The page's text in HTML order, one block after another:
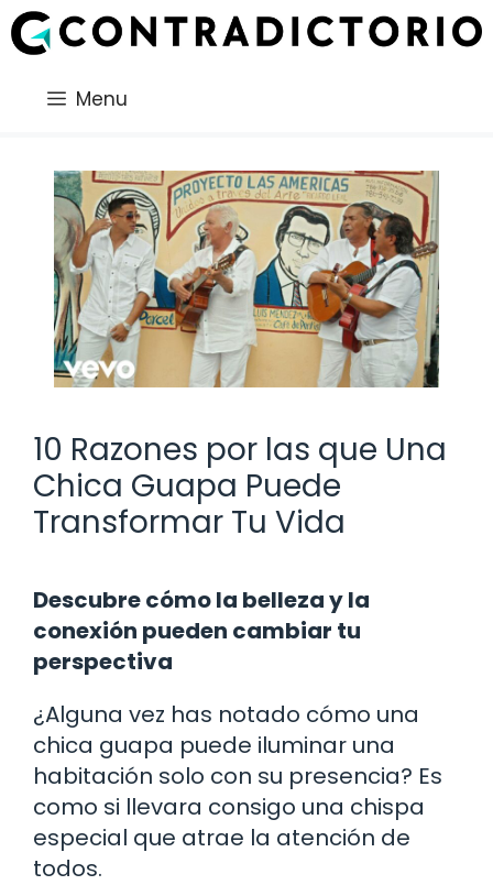
Saltar
al
Menu
10 Razones por las que Una
Chica Guapa Puede
Transformar Tu Vida
Descubre cómo la belleza y la
conexión pueden cambiar tu
perspectiva
¿Alguna vez has notado cómo una
chica guapa puede iluminar una
habitación solo con su presencia? Es
como si llevara consigo una chispa
especial que atrae la atención de
todos.